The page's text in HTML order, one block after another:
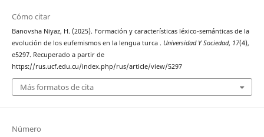
Cómo citar
Banovsha Niyaz, H. (2025). Formación y características léxico-semánticas de la
evolución de los eufemismos en la lengua turca . Universidad Y Sociedad, 17(4),
e5297. Recuperado a partir de
https://rus.ucf.edu.cu/index.php/rus/article/view/5297
Más formatos de cita
Número